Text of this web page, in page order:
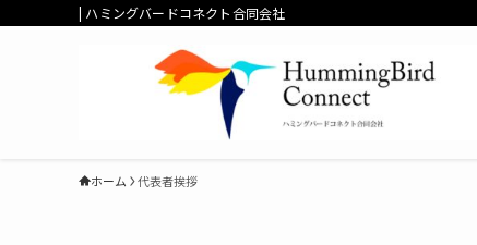
| ハミングバードコネクト合同会社
ホーム 代表者挨拶